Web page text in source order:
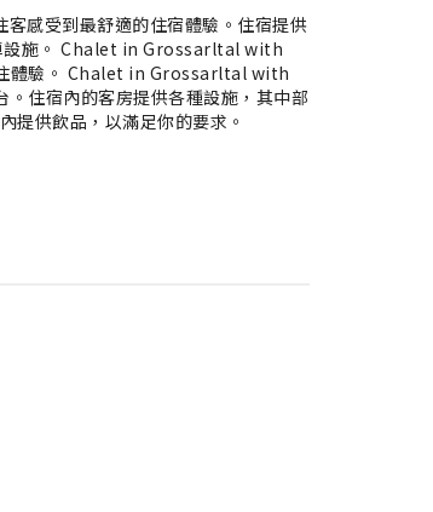
感受到最舒適的住宿體驗。住宿提供
設施。 Chalet in Grossarltal with
體驗。 Chalet in Grossarltal with
住宿內的客房提供各種設施，其中部
提供飲品，以滿足你的要求。